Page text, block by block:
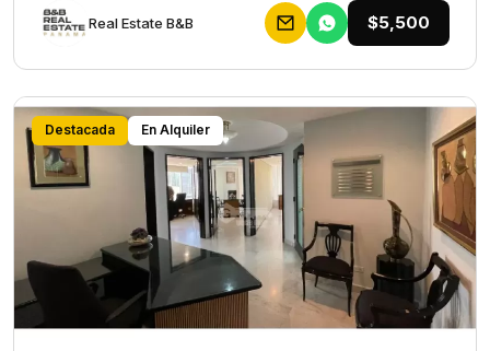
Rеаl Еstаtе В&В $5,500
Destacada En Alquiler